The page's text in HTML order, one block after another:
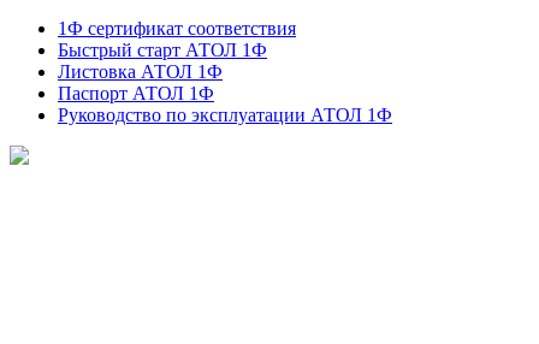
1Ф сертификат соответствия
Быстрый старт АТОЛ 1Ф
Листовка АТОЛ 1Ф
Паспорт АТОЛ 1Ф
Руководство по эксплуатации АТОЛ 1Ф